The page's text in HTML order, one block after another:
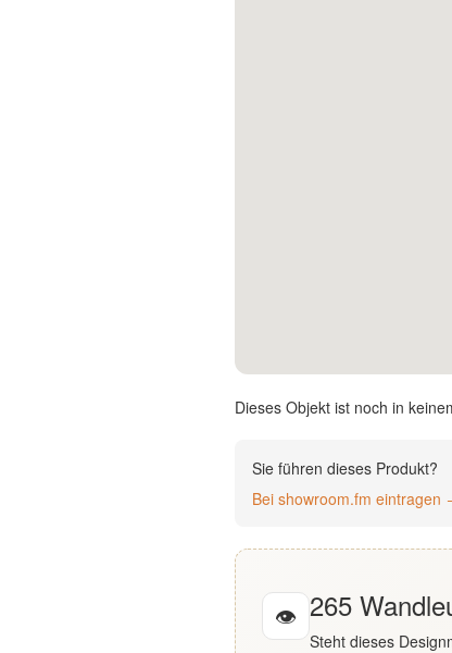
Dieses Objekt ist noch in
Sie führen dieses Produkt?
Bei showroom.fm eintragen
👁 265
Steht dieses